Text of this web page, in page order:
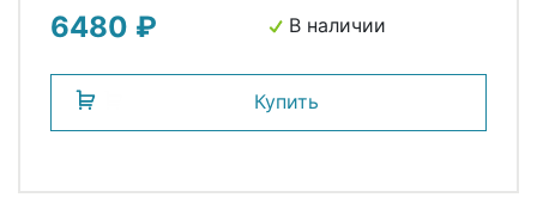
черное (Германия)
6480 ₽ В наличии
Купить